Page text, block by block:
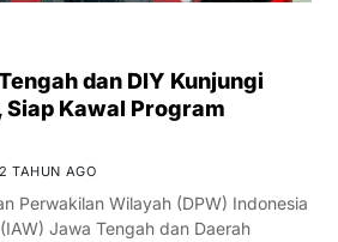
dan DIY Kunjungi
Siap Kawal Program
2 TAHUN AGO
Perwakilan Wilayah (DPW) Indonesia
Jawa Tengah dan Daerah